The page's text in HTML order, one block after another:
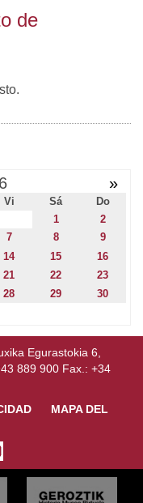
de
»
Vi Sá
Do
1
2
7 8
9
14 15
16
21 22
23
28 29
30
Egurastokia 6,
889 900 Fax.: +34
MAPA DEL